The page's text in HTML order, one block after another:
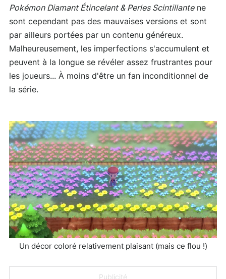
Pokémon Diamant Étincelant & Perles Scintillantene
sont cependant pas des mauvaises versions et sont
par ailleurs portées par un contenu généreux.
Malheureusement, les imperfections s'accumulent et
peuvent à la longue se révéler assez frustrantes pour
les joueurs... À moins d'être un fan inconditionnel de
la série.
Un décor coloré relativement plaisant (mais ce flou !)
Publicité